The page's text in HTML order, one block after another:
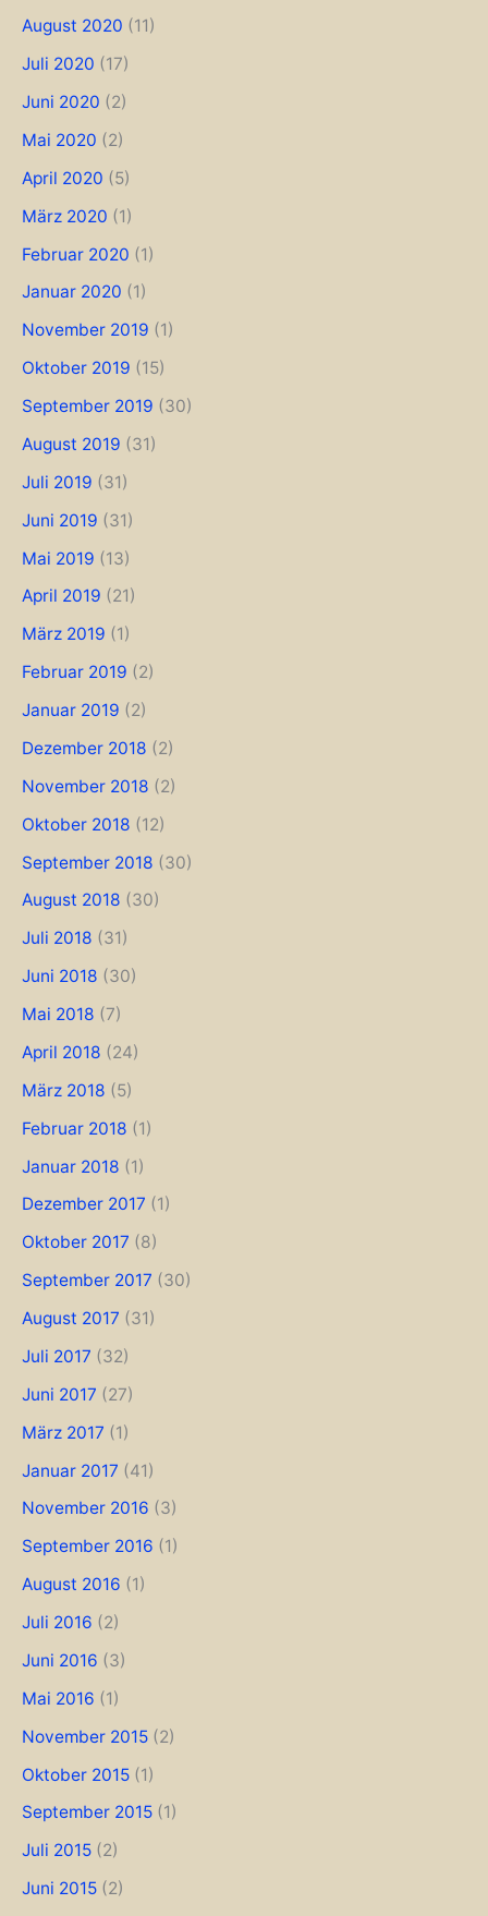
August 2020 (11)
Juli 2020 (17)
Juni 2020 (2)
Mai 2020 (2)
April 2020 (5)
März 2020 (1)
Februar 2020 (1)
Januar 2020 (1)
November 2019 (1)
Oktober 2019 (15)
September 2019 (30)
August 2019 (31)
Juli 2019 (31)
Juni 2019 (31)
Mai 2019 (13)
April 2019 (21)
März 2019 (1)
Februar 2019 (2)
Januar 2019 (2)
Dezember 2018 (2)
November 2018 (2)
Oktober 2018 (12)
September 2018 (30)
August 2018 (30)
Juli 2018 (31)
Juni 2018 (30)
Mai 2018 (7)
April 2018 (24)
März 2018 (5)
Februar 2018 (1)
Januar 2018 (1)
Dezember 2017 (1)
Oktober 2017 (8)
September 2017 (30)
August 2017 (31)
Juli 2017 (32)
Juni 2017 (27)
März 2017 (1)
Januar 2017 (41)
November 2016 (3)
September 2016 (1)
August 2016 (1)
Juli 2016 (2)
Juni 2016 (3)
Mai 2016 (1)
November 2015 (2)
Oktober 2015 (1)
September 2015 (1)
Juli 2015 (2)
Juni 2015 (2)